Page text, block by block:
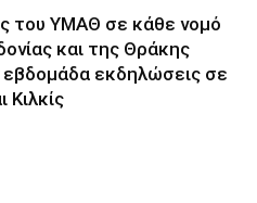
του ΥΜΑΘ σε κάθε νομό
και της Θράκης
εβδομάδα εκδηλώσεις σε
Κιλκίς